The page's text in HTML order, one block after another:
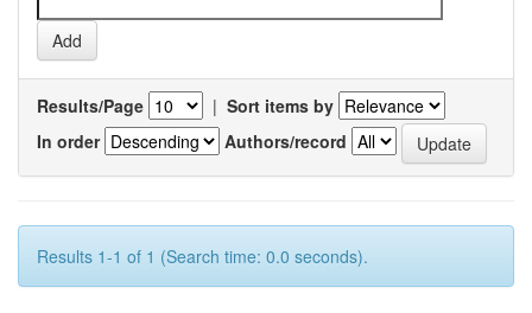
Results/Page | Sort items by
In order
Authors/record
Results 1-1 of 1 (Search time: 0.0 seconds).